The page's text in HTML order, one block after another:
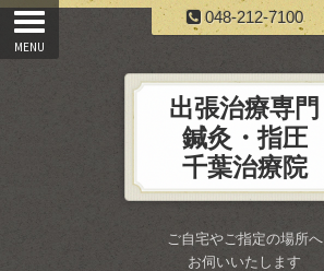
048-212-7100
出張治療専門
鍼灸・指圧
千葉治療院
ご自宅やご指定の場所へ
お伺いいたします